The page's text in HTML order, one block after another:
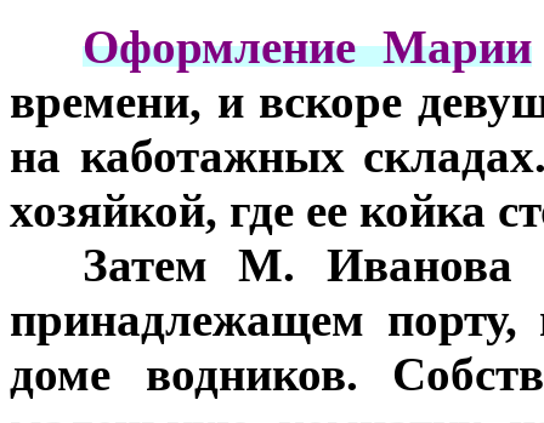
Оформление Марии
времени, и вскоре
на каботажных
хозяйкой, где ее койка
Затем М. Иванова
принадлежащем
доме водников.